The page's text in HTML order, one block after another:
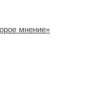
мнение»